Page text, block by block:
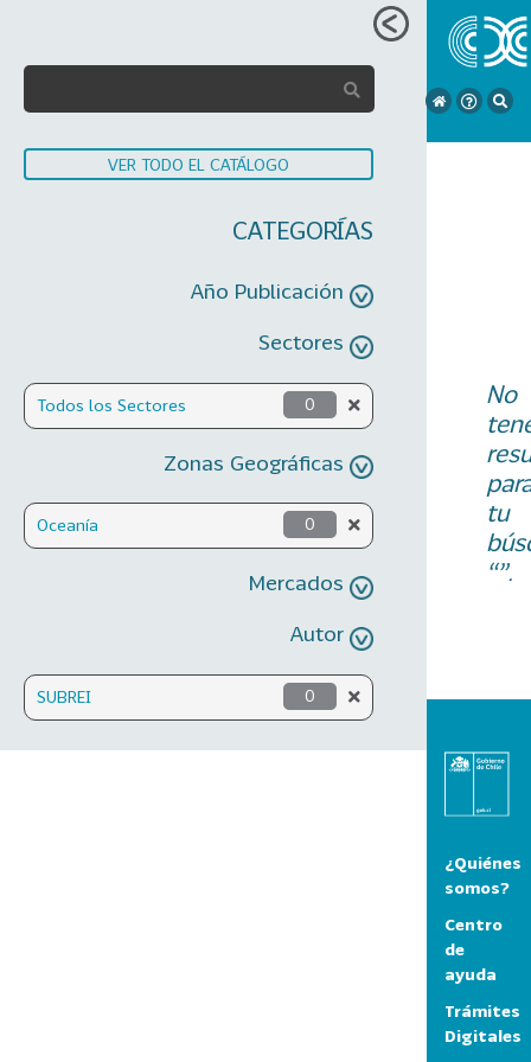
VER TODO EL CATÁLOGO
CATEGORÍAS
Año Publicación
Sectores
Todos los Sectores 0
Zonas Geográficas
Oceanía 0
Mercados
Autor
SUBREI 0
No
tu
“”.
¿Quiénes
somos?
Centro
de
ayuda
Trámites
Digitales